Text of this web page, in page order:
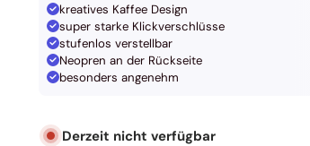
kreatives Kaffee Design
super starke Klickverschlüsse
stufenlos verstellbar
Neopren an der Rückseite
besonders angenehm
Derzeit nicht verfügbar